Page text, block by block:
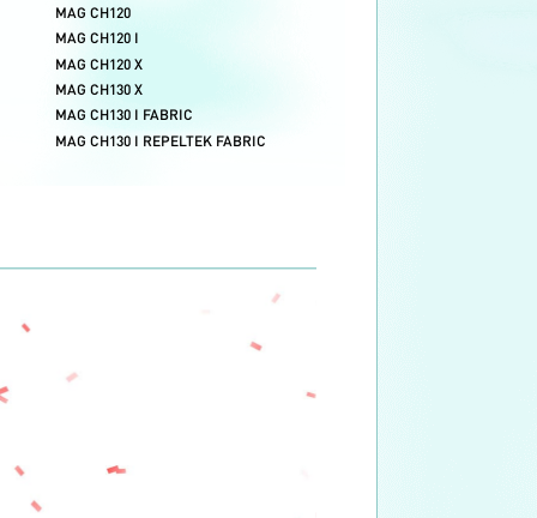
Ткань
Водоотталкивающая ткань
MAG CH120
MAG CH120 I
MAG CH120 X
MAG CH130 X
MAG CH130 I FABRIC
MAG CH130 I REPELTEK FABRIC